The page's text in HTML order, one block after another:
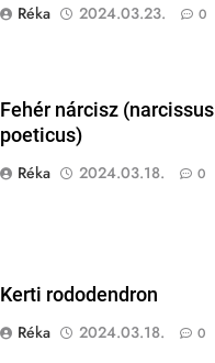
Réka
2024.03.23. 0
Fehér nárcisz (narcissus
poeticus)
Réka
2024.03.18. 0
Kerti rododendron
Réka
2024.03.18. 0